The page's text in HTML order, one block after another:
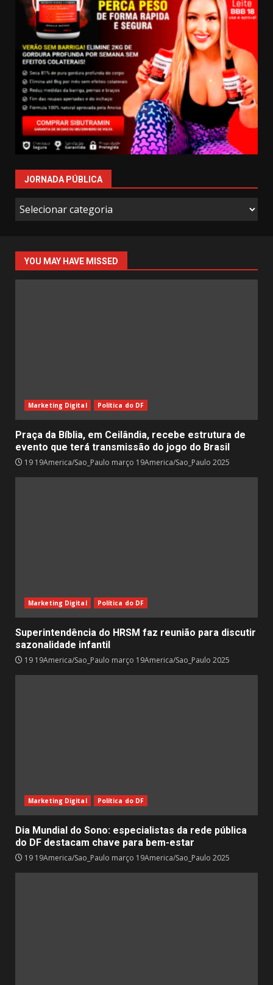
JORNADA PÚBLICA
Jornada
Pública
YOU MAY HAVE MISSED
Marketing Digital Política do DF
Praça da Bíblia, em Ceilândia, recebe estrutura de
evento que terá transmissão do jogo do Brasil
19 19America/Sao_Paulo março 19America/Sao_Paulo 2025
Marketing Digital Política do DF
Superintendência do HRSM faz reunião para discutir
sazonalidade infantil
19 19America/Sao_Paulo março 19America/Sao_Paulo 2025
Marketing Digital Política do DF
Dia Mundial do Sono: especialistas da rede pública
do DF destacam chave para bem-estar
19 19America/Sao_Paulo março 19America/Sao_Paulo 2025